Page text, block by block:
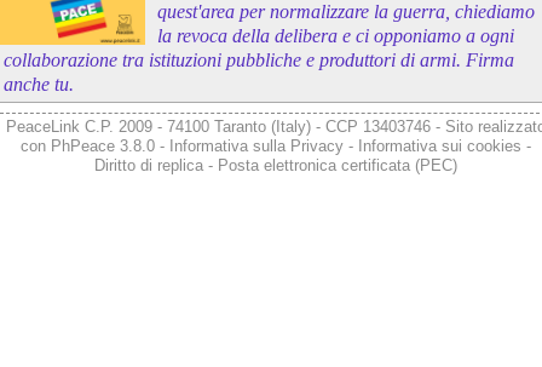
quest'area per normalizzare la guerra, chiediamo
la revoca della delibera e ci opponiamo a ogni
collaborazione tra istituzioni pubbliche e produttori di armi. Firma
anche tu.
PeaceLink C.P. 2009 - 74100 Taranto (Italy) - CCP 13403746 - Sito
con PhPeace 3.8.0- Informativa sulla Privacy- Informativa sui cookies -
Diritto di replica- Posta elettronica certificata (PEC)